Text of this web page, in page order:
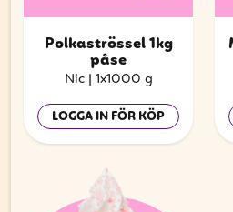
Polkaströssel 1kg
påse
Nic | 1x1000 g
LOGGA IN FÖR KÖP